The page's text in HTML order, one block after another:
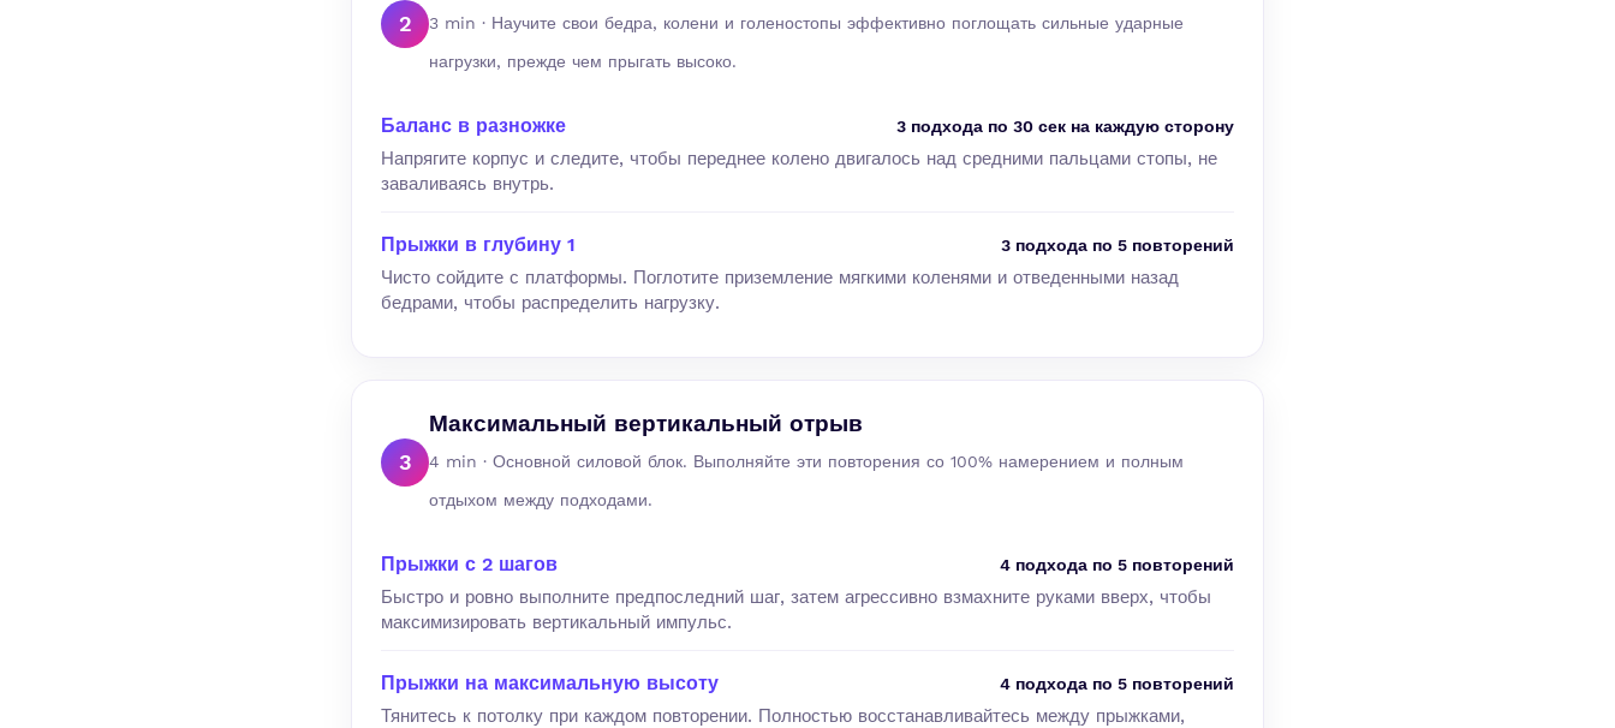
2
3 min · Научите свои бедра, колени и голеностопы эффективно поглощать сильные ударные
нагрузки, прежде чем прыгать высоко.
Баланс в разножке 3 подхода по 30 сек на каждую сторону
Напрягите корпус и следите, чтобы переднее колено двигалось над средними пальцами стопы, не
заваливаясь внутрь.
Прыжки в глубину 1 3 подхода по 5 повторений
Чисто сойдите с платформы. Поглотите приземление мягкими коленями и отведенными назад
бедрами, чтобы распределить нагрузку.
3
Максимальный вертикальный отрыв
4 min · Основной силовой блок. Выполняйте эти повторения со 100% намерением и полным
отдыхом между подходами.
Прыжки с 2 шагов 4 подхода по 5 повторений
Быстро и ровно выполните предпоследний шаг, затем агрессивно взмахните руками вверх, чтобы
максимизировать вертикальный импульс.
Прыжки на максимальную высоту 4 подхода по 5 повторений
Тянитесь к потолку при каждом повторении. Полностью восстанавливайтесь между прыжками,